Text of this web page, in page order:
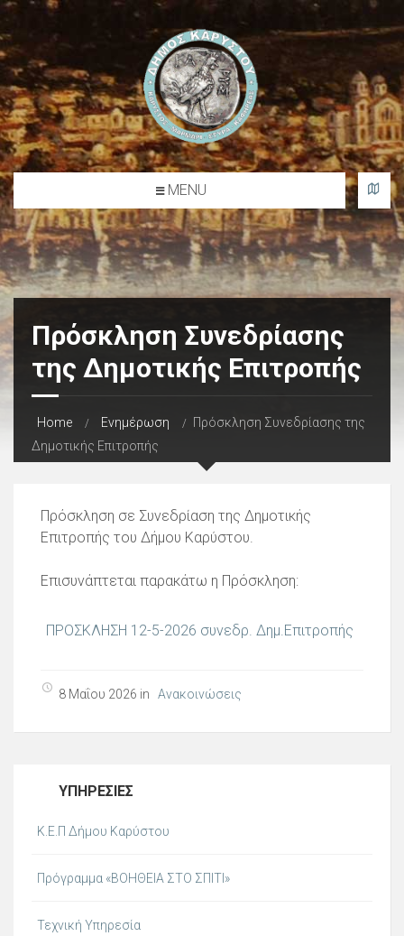
o
MENU
Δήμος Καρύστου
Πρόσκληση Συνεδρίασης
της Δημοτικής Επιτροπής
Home Ενημέρωση
Πρόσκληση Συνεδρίασης της
Δημοτικής Επιτροπής
Πρόσκληση σε Συνεδρίαση της Δημοτικής
Επιτροπής του Δήμου Καρύστου.
Επισυνάπτεται παρακάτω η Πρόσκληση:
ΠΡΟΣΚΛΗΣΗ 12-5-2026 συνεδρ. Δημ.Επιτροπής
8 Μαΐου 2026 in Ανακοινώσεις
ΥΠΗΡΕΣΊΕΣ
Κ.Ε.Π Δήμου Καρύστου
Πρόγραμμα «ΒΟΗΘΕΙΑ ΣΤΟ ΣΠΙΤΙ»
Τεχνική Υπηρεσία